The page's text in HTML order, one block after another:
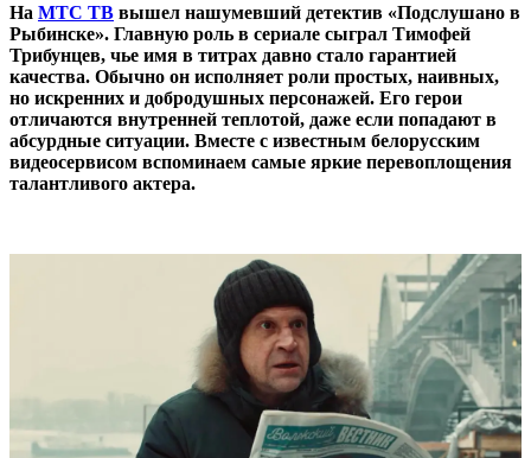
На МТС ТВ вышел нашумевший детектив «Подслушано в
Рыбинске». Главную роль в сериале сыграл Тимофей
Трибунцев, чье имя в титрах давно стало гарантией
качества. Обычно он исполняет роли простых, наивных,
но искренних и добродушных персонажей. Его герои
отличаются внутренней теплотой, даже если попадают в
абсурдные ситуации. Вместе с известным белорусским
видеосервисом вспоминаем самые яркие перевоплощения
талантливого актера.